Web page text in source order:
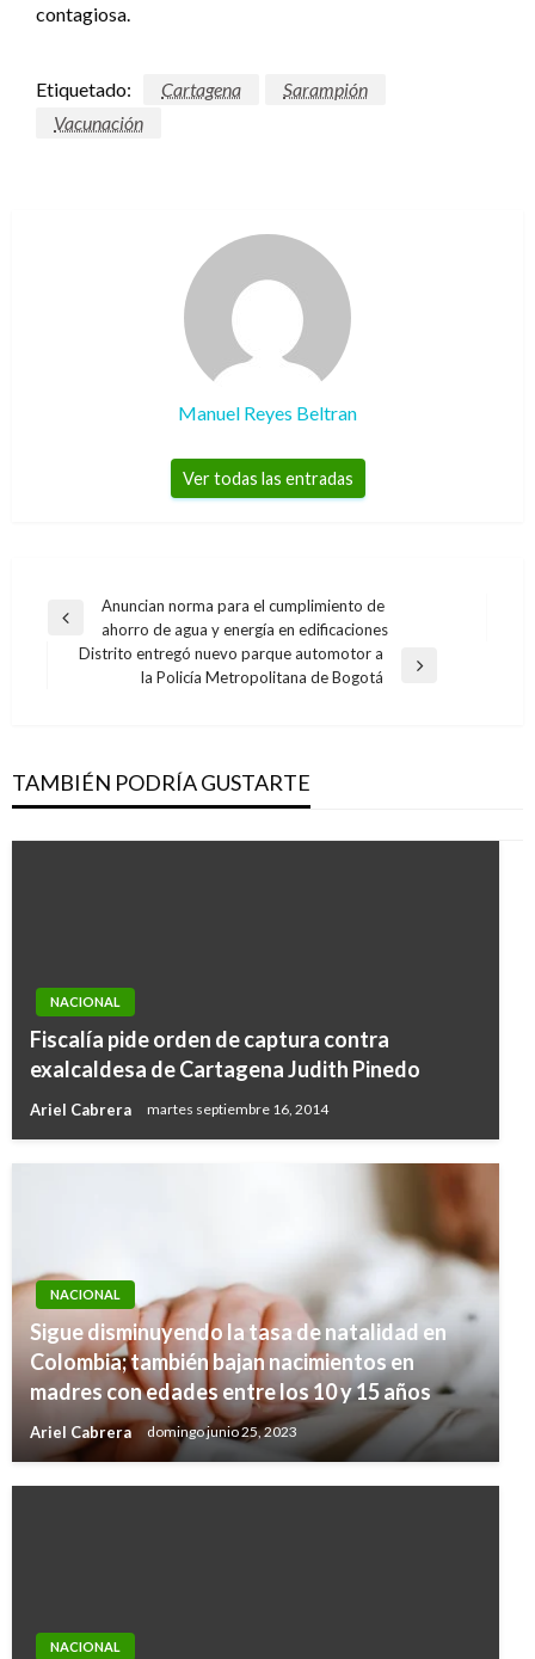
contagiosa.
Etiquetado: Cartagena
Sarampión
Vacunación
Manuel Reyes Beltran
Ver todas las entradas
Navegación
Entrada
anterior
Anuncian norma para el cumplimiento de
ahorro de agua y energía en edificaciones
Distrito entregó nuevo parque automotor a
la Policía Metropolitana de Bogotá
TAMBIÉN PODRÍA GUSTARTE
NACIONAL
Fiscalía pide orden de captura contra
exalcaldesa de Cartagena Judith Pinedo
Ariel Cabrera martes septiembre 16, 2014
NACIONAL
Sigue disminuyendo la tasa de natalidad en
Colombia; también bajan nacimientos en
madres con edades entre los 10 y 15 años
Ariel Cabrera domingo junio 25, 2023
NACIONAL